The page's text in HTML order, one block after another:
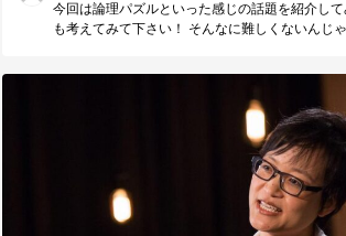
今回は論理パズルといった感じの話題を紹介し
も考えてみて下さい！ そんなに難しくないんじ